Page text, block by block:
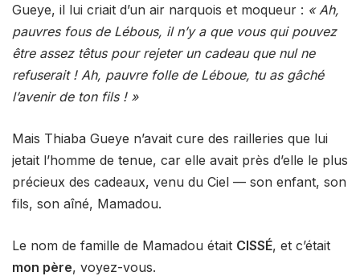
Gueye, il lui criait d’un air narquois et moqueur : « Ah,
pauvres fous de Lébous, il n’y a que vous qui pouvez
être assez têtus pour rejeter un cadeau que nul ne
refuserait ! Ah, pauvre folle de Léboue, tu as gâché
l’avenir de ton fils ! »
Mais Thiaba Gueye n’avait cure des railleries que lui
jetait l’homme de tenue, car elle avait près d’elle le plus
précieux des cadeaux, venu du Ciel — son enfant, son
fils, son aîné, Mamadou.
Le nom de famille de Mamadou était CISSÉ, et c’était
mon père, voyez-vous.